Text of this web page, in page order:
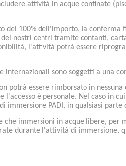
attività in acque confinate
del 100% dell'importo, la
nostri centri tramite contanti,
l'attività potrà essere
sono soggetti a una
potrà essere rimborsato in
è personale. Nel caso in
immersione PADI, in qualsiasi parte
che immersioni in acque libere,
durante l'attività di immersione,